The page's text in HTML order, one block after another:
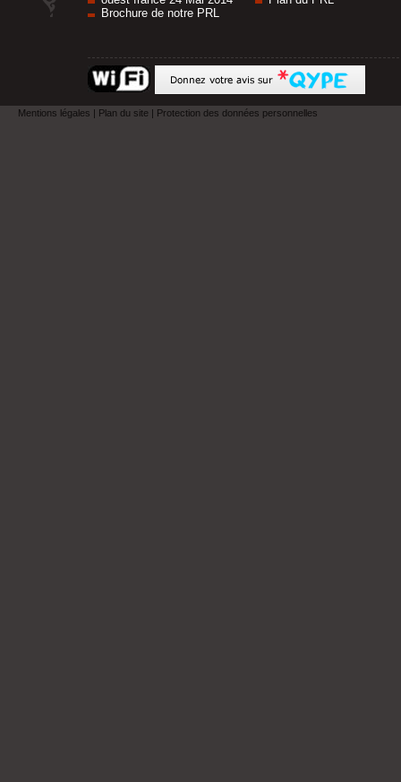
Brochure de notre PRL
Mentions légales | Plan du site | Protection des données personnelles